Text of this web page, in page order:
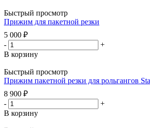
Быстрый просмотр
Прижим для пакетной резки
5 000 ₽
-
+
В корзину
Быстрый просмотр
Прижим пакетной резки для рольгангов
8 900 ₽
-
+
В корзину